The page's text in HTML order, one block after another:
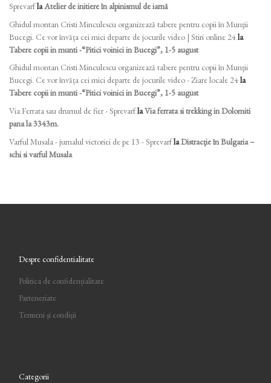
SprevarflaAtelier de initiere în alpinismul de iarnă
Ghidul montan Cristi Minculescu organizează tabere pentru copii în Munţii
Bucegi. Ce vor învăța cei mici departe de jocurile video | Stiri online 24la
Tabere copii in munti -“Pitici voinici in Bucegi”, 1-5 august
Ghidul montan Cristi Minculescu organizează tabere pentru copii în Munţii
Bucegi. Ce vor învăța cei mici departe de jocurile video - Ziare locale 24la
Tabere copii in munti -“Pitici voinici in Bucegi”, 1-5 august
Via Ferrata sau drumul de fier - SprevarflaVia ferrata si trekking in Dolomiti
pana la 3343m.
Varful Musala - jurnalul victoriei de pe 13 - SprevarflaDistracție în Bulgaria –
schi si varful Musala
Despre confidentialitate
Politica de confidențialitate
Parteneriate
Termeni și condiții
Categorii